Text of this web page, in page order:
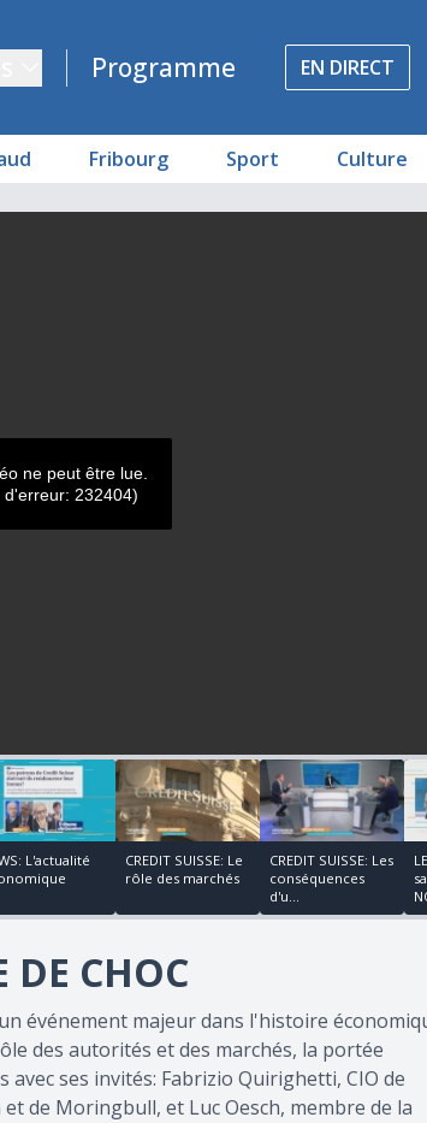
Programme EN DIRECT
Fribourg Sport Culture
ne peut être lue.
d'erreur: 232404)
L'actualité
CREDIT SUISSE: Le
rôle des marchés
CREDIT SUISSE: Les
conséquences
d'u...
DE CHOC
événement majeur dans l'histoire
des autorités et des marchés, la portée
avec ses invités: Fabrizio Quirighetti, CIO de
de Moringbull, et Luc Oesch, membre de la